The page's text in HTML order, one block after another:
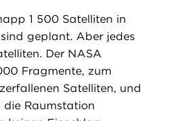
1 500 Satelliten in
geplant. Aber jedes
Der NASA
Fragmente, zum
Satelliten, und
die Raumstation